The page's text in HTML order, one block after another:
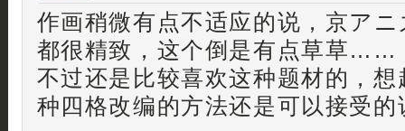
作画稍微有点不适应的说，京ア
都很精致，这个倒是有点草草……
不过还是比较喜欢这种题材的，
种四格改编的方法还是可以接受的